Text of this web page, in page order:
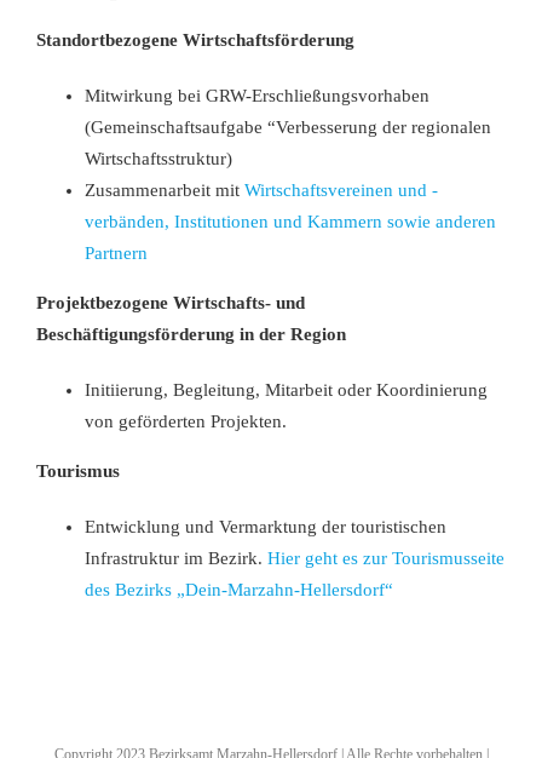
Standortbezogene Wirtschaftsförderung
Mitwirkung bei GRW-Erschließungsvorhaben
(Gemeinschaftsaufgabe “Verbesserung der regionalen
Wirtschaftsstruktur)
Zusammenarbeit mit Wirtschaftsvereinen und -
verbänden, Institutionen und Kammern sowie anderen
Partnern
Projektbezogene Wirtschafts- und
Beschäftigungsförderung in der Region
Initiierung, Begleitung, Mitarbeit oder Koordinierung
von geförderten Projekten.
Tourismus
Entwicklung und Vermarktung der touristischen
Infrastruktur im Bezirk. Hier geht es zur Tourismusseite
des Bezirks „Dein-Marzahn-Hellersdorf“
Copyright 2023 Bezirksamt Marzahn-Hellersdorf | Alle Rechte vorbehalten |